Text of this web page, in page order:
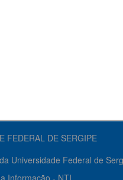
FEDERAL DE SERGIPE
Universidade Federal de
Informação - NTI